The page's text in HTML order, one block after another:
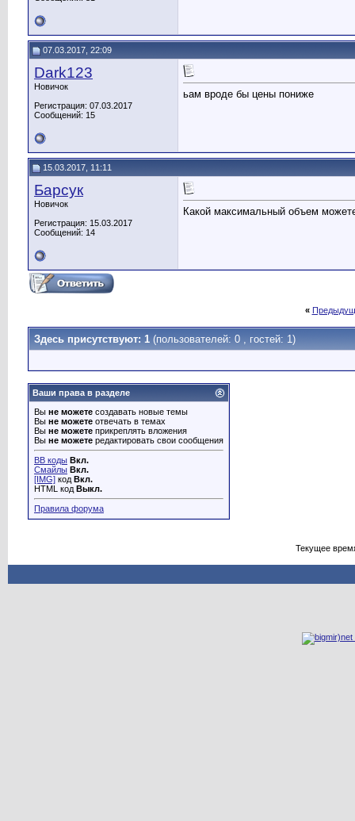
07.03.2017, 22:09
Dark123
Новичок
Регистрация: 07.03.2017
Сообщений: 15
ьам вроде бы цены пониже
15.03.2017, 11:11
Барсук
Новичок
Регистрация: 15.03.2017
Сообщений: 14
Какой максимальный объем
«
Здесь присутствуют: 1 (пользователей: 0 , гостей: 1)
Ваши права в разделе
Вы не можете создавать новые темы
Вы не можете отвечать в темах
Вы не можете прикреплять вложения
Вы не можете редактировать свои сообщения
BB коды Вкл.
Смайлы Вкл.
[IMG] код Вкл.
HTML код Выкл.
Правила форума
Текущее